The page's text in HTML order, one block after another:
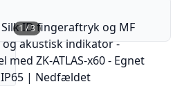
1/3